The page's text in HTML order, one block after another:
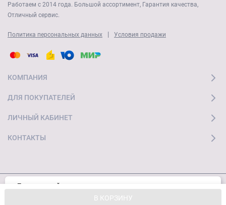
В КОРЗИНУ
Работаем с 2014 года. Большой ассортимент, Гарантия качества,
Отличный сервис.
Политика персональных данных | Условия продажи
КОМПАНИЯ
ДЛЯ ПОКУПАТЕЛЕЙ
ЛИЧНЫЙ КАБИНЕТ
КОНТАКТЫ
Пользуясь сайтом, вы соглашаетесь с